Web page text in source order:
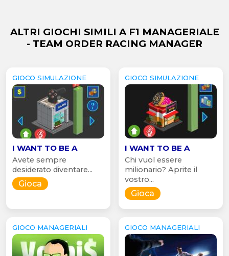
ALTRI GIOCHI SIMILI A F1 MANAGERIALE
- TEAM ORDER RACING MANAGER
GIOCO SIMULAZIONE
I WANT TO BE A
Avete sempre
desiderato diventare...
Gioca
GIOCO SIMULAZIONE
I WANT TO BE A
Chi vuol essere
milionario? Aprite il
vostro...
Gioca
GIOCO MANAGERIALI GIOCO MANAGERIALI